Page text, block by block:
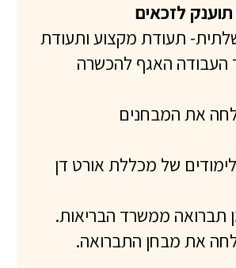
לזכאים
תעודת מקצוע ותעודת
האגף להכשרה
את המבחנים
של מכללת אורט דן
תברואה ממשרד הבריאות.
את מבחן התברואה.